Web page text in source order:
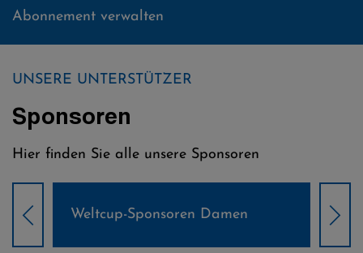
Abonnement verwalten
UNSERE UNTERSTÜTZER
Sponsoren
Hier finden Sie alle unsere Sponsoren
Weltcup-Sponsoren Damen